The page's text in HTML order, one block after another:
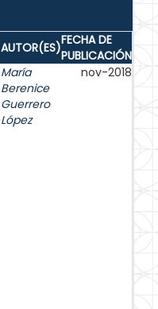
AUTOR(ES)FECHA DE
PUBLICACIÓN
María
Berenice
Guerrero
López
nov-2018